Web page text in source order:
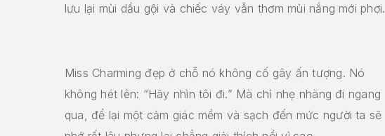
lưu lại mùi dầu gội và chiếc váy vẫn thơm mùi nắng mới phơi.
Miss Charming đẹp ở chỗ nó không cố gây ấn tượng. Nó
không hét lên: “Hãy nhìn tôi đi.” Mà chỉ nhẹ nhàng đi ngang
qua, để lại một cảm giác mềm và sạch đến mức người ta sẽ